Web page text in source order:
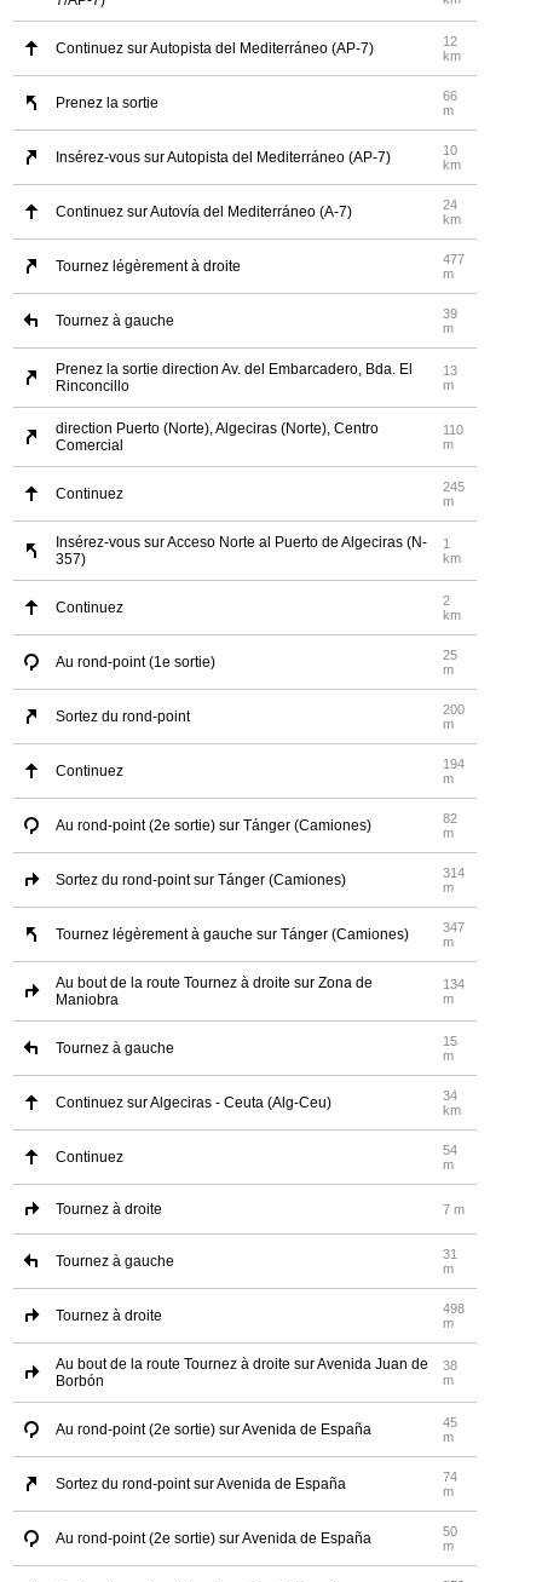
Continuez sur Autopista del Mediterráneo (AP-7)
12
km
Prenez la sortie
66
m
Insérez-vous sur Autopista del Mediterráneo (AP-7)
10
km
Continuez sur Autovía del Mediterráneo (A-7)
24
km
Tournez légèrement à droite
477
m
Tournez à gauche
39
m
Prenez la sortie direction Av. del Embarcadero, Bda. El
Rinconcillo
13
m
direction Puerto (Norte), Algeciras (Norte), Centro
Comercial
110
m
Continuez
245
m
Insérez-vous sur Acceso Norte al Puerto de Algeciras (N-
357)
1
km
Continuez
2
km
Au rond-point (1e sortie)
25
m
Sortez du rond-point
200
m
Continuez
194
m
Au rond-point (2e sortie) sur Tánger (Camiones)
82
m
Sortez du rond-point sur Tánger (Camiones)
314
m
Tournez légèrement à gauche sur Tánger (Camiones)
347
m
Au bout de la route Tournez à droite sur Zona de
Maniobra
134
m
Tournez à gauche
15
m
Continuez sur Algeciras - Ceuta (Alg-Ceu)
34
km
Continuez
54
m
Tournez à droite 7 m
Tournez à gauche
31
m
Tournez à droite
498
m
Au bout de la route Tournez à droite sur Avenida Juan de
Borbón
38
m
Au rond-point (2e sortie) sur Avenida de España
45
m
Sortez du rond-point sur Avenida de España
74
m
Au rond-point (2e sortie) sur Avenida de España
50
m